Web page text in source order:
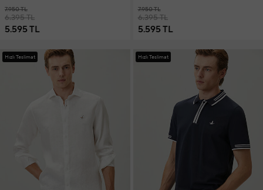
7.950 TL
6.395 TL
5.595 TL
7.950 TL
6.395 TL
5.595 TL
Hızlı Teslimat Hızlı Teslimat